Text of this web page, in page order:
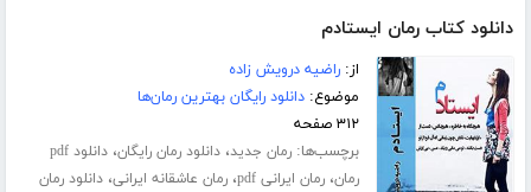
دانلود کتاب رمان ایستادم
از:راضیه درویش زاده
موضوع:دانلود رایگان بهترین رمان‌ها
۳۱۲ صفحه
برچسب‌ها:رمان جدید،دانلود رمان رایگان،
دانلود pdf
رمان،رمان ایرانی pdf ،رمان عاشقانه ایرانی،دانلود رمان